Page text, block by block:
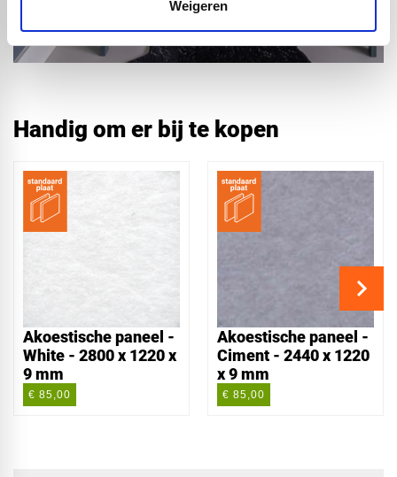
Weigeren
Handig om er bij te kopen
Akoestische paneel -
White - 2800 x 1220 x
9 mm
€ 85,00
Akoestische paneel -
Ciment - 2440 x 1220
x 9 mm
€ 85,00